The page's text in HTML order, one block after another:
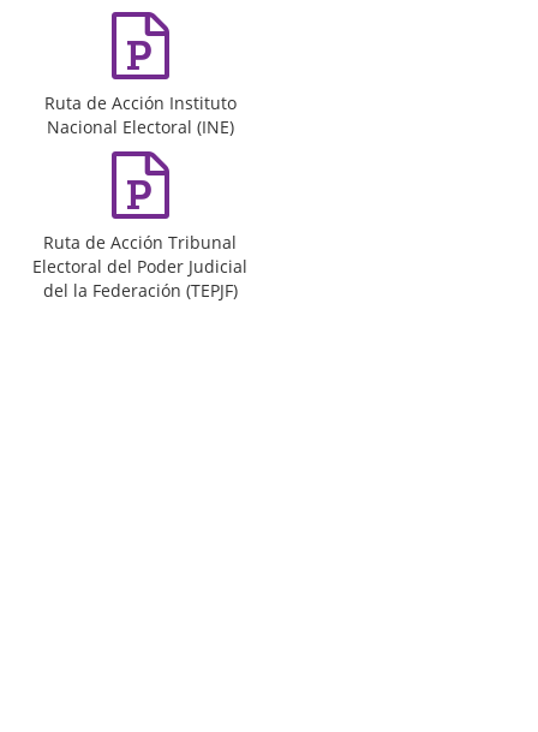
Ruta de Acción Instituto
Nacional Electoral (INE)
Ruta de Acción Tribunal
Electoral del Poder Judicial
del la Federación (TEPJF)